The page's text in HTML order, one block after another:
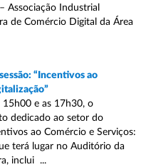
Associação Industrial
de Comércio Digital da Área
“Incentivos ao
e as 17h30, o
dedicado ao setor do
ao Comércio e Serviços:
terá lugar no Auditório da
inclui ...